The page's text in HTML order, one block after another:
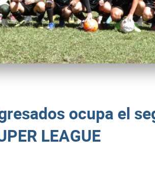
ocupa el
LEAGUE